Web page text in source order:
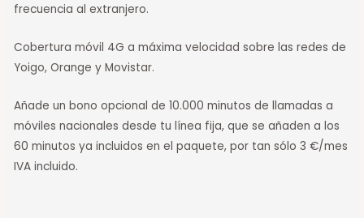
frecuencia al extranjero.
Cobertura móvil 4G a máxima velocidad sobre las redes de
Yoigo, Orange y Movistar.
Añade un bono opcional de 10.000 minutos de llamadas a
móviles nacionales desde tu línea fija, que se añaden a los
60 minutos ya incluidos en el paquete, por tan sólo 3 €/mes
IVA incluido.